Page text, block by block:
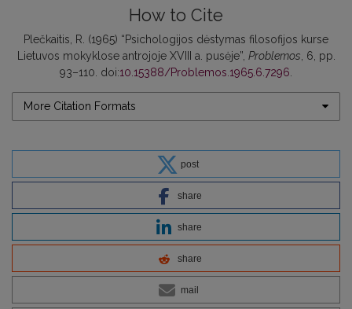
How to Cite
Plečkaitis, R. (1965) “Psichologijos dėstymas filosofijos kurse
Lietuvos mokyklose antrojoje XVIII a. pusėje”, Problemos , 6, pp.
93–110. doi:10.15388/Problemos.1965.6.7296
More Citation Formats
post
share
share
share
mail